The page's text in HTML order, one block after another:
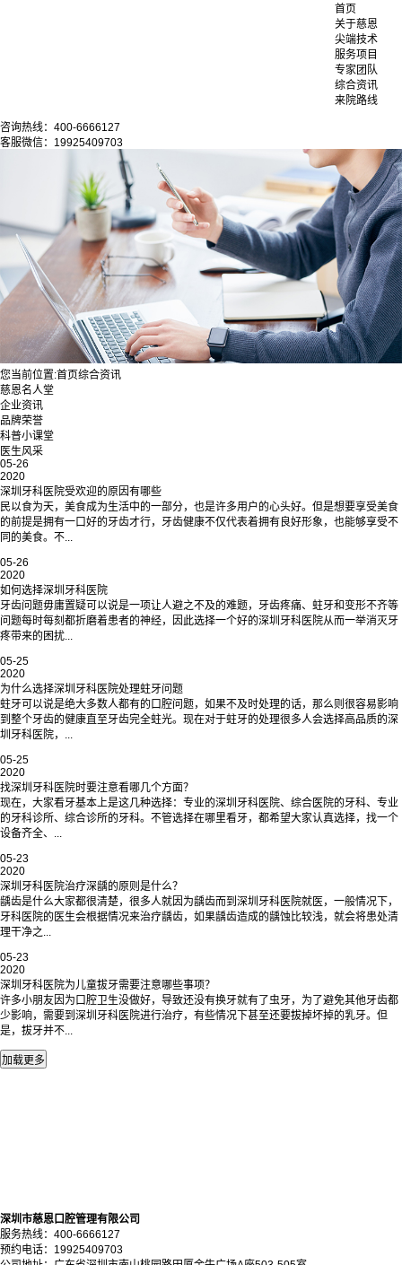
首页
关于慈恩
尖端技术
服务项目
专家团队
综合资讯
来院路线
咨询热线：400-6666127
客服微信：19925409703
您当前位置:首页综合资讯
慈恩名人堂
企业资讯
品牌荣誉
科普小课堂
医生风采
05-26
2020
深圳牙科医院受欢迎的原因有哪些
民以食为天，美食成为生活中的一部分，也是许多用户的心头好。但是想要享受美食
的前提是拥有一口好的牙齿才行，牙齿健康不仅代表着拥有良好形象，也能够享受不
同的美食。不...
05-26
2020
如何选择深圳牙科医院
牙齿问题毋庸置疑可以说是一项让人避之不及的难题，牙齿疼痛、蛀牙和变形不齐等
问题每时每刻都折磨着患者的神经，因此选择一个好的深圳牙科医院从而一举消灭牙
疼带来的困扰...
05-25
2020
为什么选择深圳牙科医院处理蛀牙问题
蛀牙可以说是绝大多数人都有的口腔问题，如果不及时处理的话，那么则很容易影响
到整个牙齿的健康直至牙齿完全蛀光。现在对于蛀牙的处理很多人会选择高品质的深
圳牙科医院，...
05-25
2020
找深圳牙科医院‍时要注意看哪几个方面？
现在，大家看牙基本上是这几种选择：专业的深圳牙科医院‍、综合医院的牙科、专业
的牙科诊所、综合诊所的牙科。不管选择在哪里看牙，都希望大家认真选择，找一个
设备齐全、...
05-23
2020
深圳牙科医院治疗深龋的原则是什么？
‍龋齿是什么大家都很清楚，很多人就因为龋齿而到深圳牙科医院‍就医，一般情况下，
牙科医院的医生会根据情况来治疗龋齿，如果龋齿造成的龋蚀比较浅，就会将患处清
理干净之...
05-23
2020
深圳牙科医院‍为儿童拔牙需要注意哪些事项？
许多小朋友因为口腔卫生没做好，导致还没有换牙就有了虫牙，为了避免其他牙齿都
少影响，需要到深圳牙科医院‍进行治疗，有些情况下甚至还要拔掉坏掉的乳牙。但
是，拔牙并不...
深圳市慈恩口腔管理有限公司
服务热线：400-6666127
预约电话：19925409703